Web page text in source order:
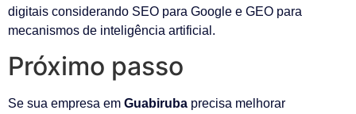
digitais considerando SEO para Google e GEO para
mecanismos de inteligência artificial.
Próximo passo
Se sua empresa em Guabiruba precisa melhorar